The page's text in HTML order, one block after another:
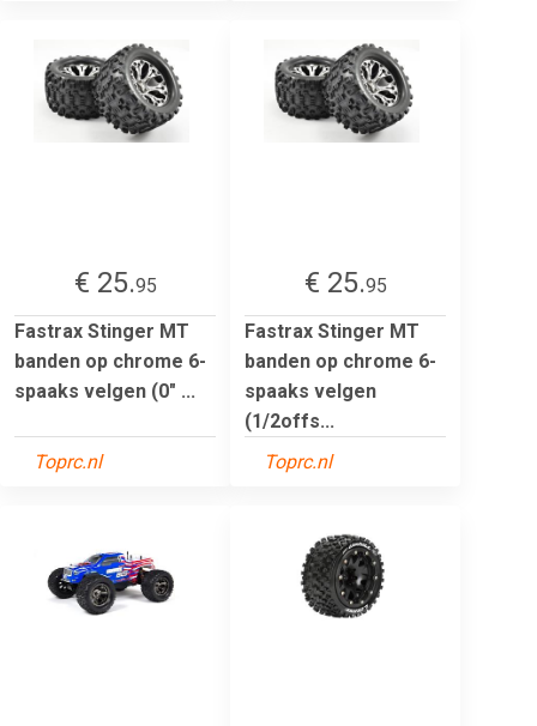
€ 25.95
Fastrax Stinger MT
banden op chrome 6-
spaaks velgen (0" ...
Toprc.nl
€ 25.95
Fastrax Stinger MT
banden op chrome 6-
spaaks velgen
(1/2offs...
Toprc.nl